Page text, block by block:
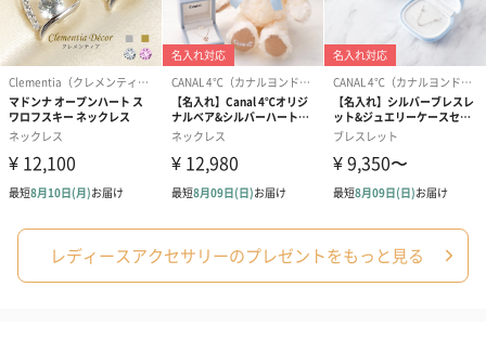
レディースアクセサリーのプレゼントをもっと見る